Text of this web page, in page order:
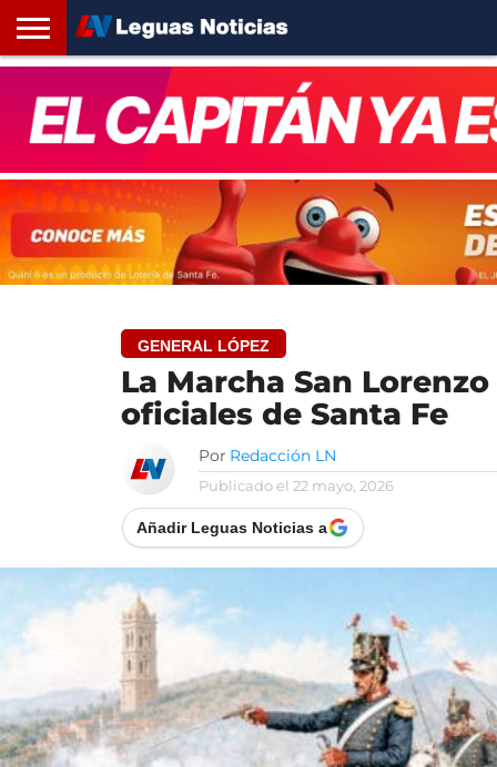
SANTA
FE
ROSARIO24
REGIONES
ARGENTINA
OPINIÓN
CONTACTO
GENERAL LÓPEZ
La Marcha San
oficiales de Santa Fe
Por Redacción LN
Publicado el 22 mayo, 2026
Añadir Leguas Noticias a